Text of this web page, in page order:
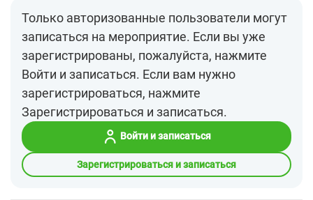
Только авторизованные пользователи могут
записаться на мероприятие. Если вы уже
зарегистрированы, пожалуйста, нажмите
Войти и записаться. Если вам нужно
зарегистрироваться, нажмите
Зарегистрироваться и записаться.
Войти и записаться
Зарегистрироваться и записаться